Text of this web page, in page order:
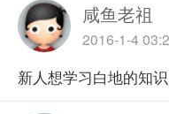
咸鱼老祖
2016-1-4
新人想学习白地的知